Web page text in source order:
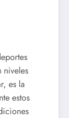
niveles
es la
estos